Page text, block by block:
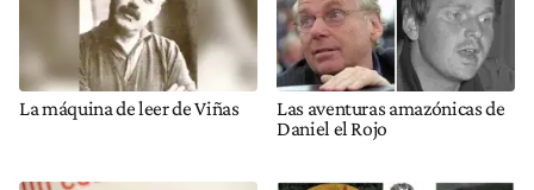
La máquina de leer de Viñas
Las aventuras amazónicas de
Daniel el Rojo